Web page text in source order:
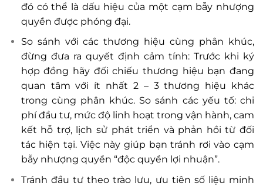
đó có thể là dấu hiệu của một cạm bẫy nhượng
quyền được phóng đại.
So sánh với các thương hiệu cùng phân khúc,
đừng đưa ra quyết định cảm tính: Trước khi ký
hợp đồng hãy đối chiếu thương hiệu bạn đang
quan tâm với ít nhất 2 – 3 thương hiệu khác
trong cùng phân khúc. So sánh các yếu tố: chi
phí đầu tư, mức độ linh hoạt trong vận hành, cam
kết hỗ trợ, lịch sử phát triển và phản hồi từ đối
tác hiện tại. Việc này giúp bạn tránh rơi vào cạm
bẫy nhượng quyền “độc quyền lợi nhuận”.
Tránh đầu tư theo trào lưu, ưu tiên số liệu minh